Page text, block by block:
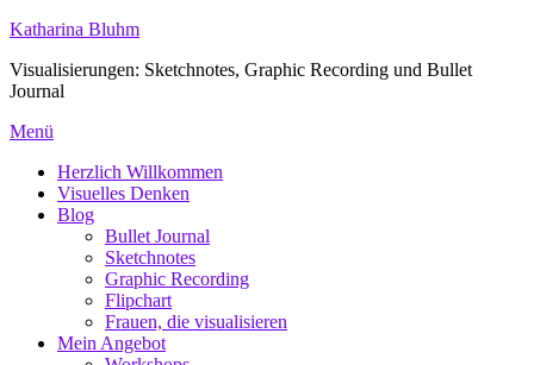
Zum
springen
Katharina Bluhm
Visualisierungen: Sketchnotes, Graphic Recording und Bullet
Journal
Menü
Herzlich Willkommen
Visuelles Denken
Blog
Bullet Journal
Sketchnotes
Graphic Recording
Flipchart
Frauen, die visualisieren
Mein Angebot